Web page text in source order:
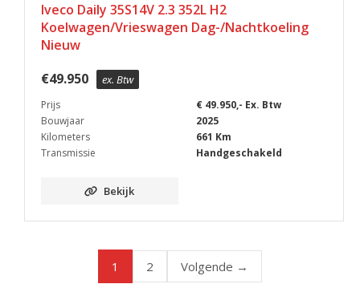
Iveco Daily 35S14V 2.3 352L H2
Koelwagen/Vrieswagen Dag-/Nachtkoeling
Nieuw
€49.950 ex. Btw
Prijs
€ 49.950,- Ex. Btw
Bouwjaar
2025
Kilometers
661 Km
Transmissie
Handgeschakeld
Bekijk
1 2 Volgende →